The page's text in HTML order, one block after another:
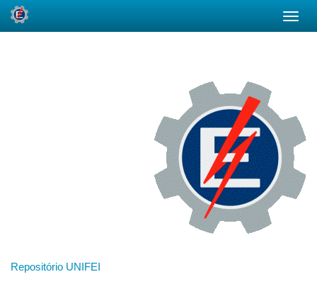
Repositório UNIFEI